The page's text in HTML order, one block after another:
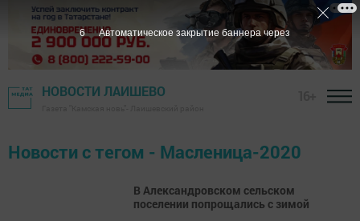
НОВОСТИ ЛАИШЕВО
Новости с тегом - Масленица-2020
В Александровском сельском
поселении попрощались с зимой
5 Автоматическое закрытие баннера через